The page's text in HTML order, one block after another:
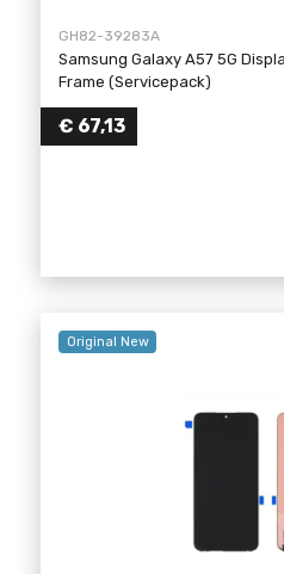
GH82-39283A
Samsung Galaxy A57 5G
Frame (Servicepack)
€ 67,13
Original New